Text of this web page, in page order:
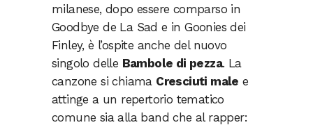
milanese, dopo essere comparso in
Goodbye de La Sad e in Goonies dei
Finley, è l’ospite anche del nuovo
singolo delle Bambole di pezza. La
canzone si chiama Cresciuti male e
attinge a un repertorio tematico
comune sia alla band che al rapper: